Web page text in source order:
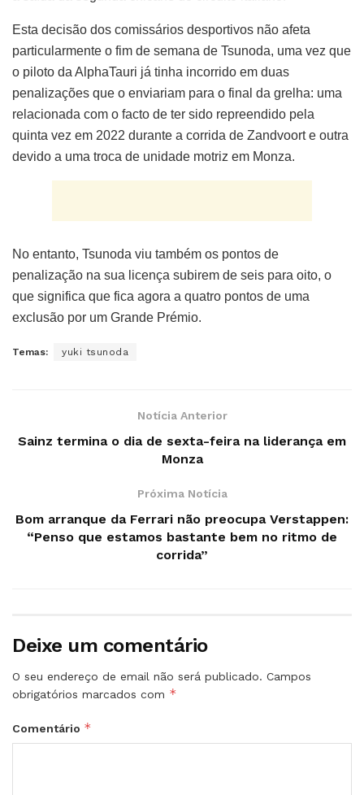
Esta decisão dos comissários desportivos não afeta
particularmente o fim de semana de Tsunoda, uma vez que
o piloto da AlphaTauri já tinha incorrido em duas
penalizações que o enviariam para o final da grelha: uma
relacionada com o facto de ter sido repreendido pela
quinta vez em 2022 durante a corrida de Zandvoort e outra
devido a uma troca de unidade motriz em Monza.
No entanto, Tsunoda viu também os pontos de
penalização na sua licença subirem de seis para oito, o
que significa que fica agora a quatro pontos de uma
exclusão por um Grande Prémio.
Temas: yuki tsunoda
Notícia Anterior
Sainz termina o dia de sexta-feira na liderança em
Monza
Próxima Notícia
Bom arranque da Ferrari não preocupa Verstappen:
“Penso que estamos bastante bem no ritmo de
corrida”
Deixe um comentário
O seu endereço de email não será publicado. Campos
obrigatórios marcados com *
Comentário *